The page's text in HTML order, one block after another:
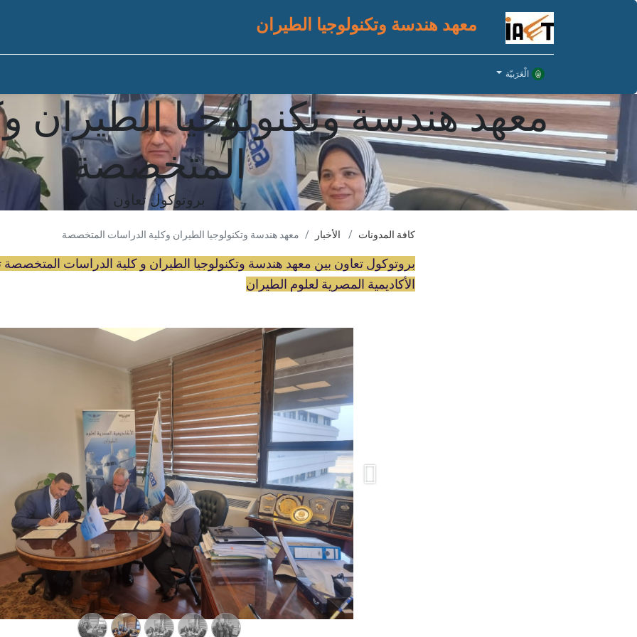
معهد هندسة وتكنولوجيا الطيران
الْعَرَبيّة
معهد هندسة وتكنولوجيا الطيران
المتخصصة
بروتوكول تعاون
كافة المدونات الأخبار معهد هندسة وتكنولوجيا الطيران وكلية الدراسات المتخصصة
بروتوكول تعاون بين معهد هندسة وتكنولوجيا الطيران و كلية الدراسات
الأكاديمية المصرية لعلوم الطيران
Previous